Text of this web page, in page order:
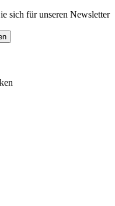
sich für unseren Newsletter